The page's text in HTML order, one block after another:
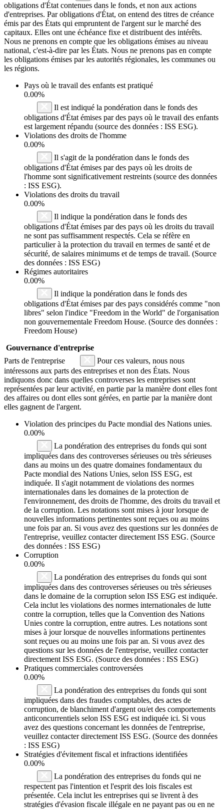
obligations d'État contenues dans le fonds, et non aux actions
d'entreprises. Par obligations d'État, on entend des titres de créance
émis par des États qui empruntent de l'argent sur le marché des
capitaux. Elles ont une échéance fixe et distribuent des intérêts.
Nous ne prenons en compte que les obligations émises au niveau
national, c'est-à-dire par les États. Nous ne prenons pas en compte
les obligations émises par les autorités régionales, les communes ou
les régions.
Pays où le travail des enfants est pratiqué
0.00%
Il est indiqué la pondération dans le fonds des
obligations d'État émises par des pays où le travail des enfants
est largement répandu (source des données : ISS ESG).
Violations des droits de l'homme
0.00%
Il s'agit de la pondération dans le fonds des
obligations d'État émises par des pays où les droits de
l'homme sont significativement restreints (source des données
: ISS ESG).
Violations des droits du travail
0.00%
Il indique la pondération dans le fonds des
obligations d'État émises par des pays où les droits du travail
ne sont pas suffisamment respectés. Cela se réfère en
particulier à la protection du travail en termes de santé et de
sécurité, de salaires minimums et de temps de travail. (Source
des données : ISS ESG)
Régimes autoritaires
0.00%
Il indique la pondération dans le fonds des
obligations d'État émises par des pays considérés comme "non
libres" selon l'indice "Freedom in the World" de l'organisation
non gouvernementale Freedom House. (Source des données :
Freedom House)
Gouvernance d'entreprise
Parts de l'entreprise
Pour ces valeurs, nous nous
intéressons aux parts des entreprises et non des États. Nous
indiquons donc dans quelles controverses les entreprises sont
représentées par leur activité, en partie par la manière dont elles font
des affaires ou dont elles sont gérées, en partie par la manière dont
elles gagnent de l'argent.
Violation des principes du Pacte mondial des Nations unies.
0.00%
La pondération des entreprises du fonds qui sont
impliquées dans des controverses sérieuses ou très sérieuses
dans au moins un des quatre domaines fondamentaux du
Pacte mondial des Nations Unies, selon ISS ESG, est
indiquée. Il s'agit notamment de violations des normes
internationales dans les domaines de la protection de
l'environnement, des droits de l'homme, des droits du travail et
de la corruption. Les notations sont mises à jour lorsque de
nouvelles informations pertinentes sont reçues ou au moins
une fois par an. Si vous avez des questions sur les données de
l'entreprise, veuillez contacter directement ISS ESG. (Source
des données : ISS ESG)
Corruption
0.00%
La pondération des entreprises du fonds qui sont
impliquées dans des controverses sérieuses ou très sérieuses
dans le domaine de la corruption selon ISS ESG est indiquée.
Cela inclut les violations des normes internationales de lutte
contre la corruption, telles que la Convention des Nations
Unies contre la corruption, entre autres. Les notations sont
mises à jour lorsque de nouvelles informations pertinentes
sont reçues ou au moins une fois par an. Si vous avez des
questions sur les données de l'entreprise, veuillez contacter
directement ISS ESG. (Source des données : ISS ESG)
Pratiques commerciales controversées
0.00%
La pondération des entreprises du fonds qui sont
impliquées dans des fraudes comptables, des actes de
corruption, de blanchiment d'argent ou/et des comportements
anticoncurrentiels selon ISS ESG est indiquée ici. Si vous
avez des questions concernant les données de l'entreprise,
veuillez contacter directement ISS ESG. (Source des données
: ISS ESG)
Stratégies d'évitement fiscal et infractions identifiées
0.00%
La pondération des entreprises du fonds qui ne
respectent pas l'intention et l'esprit des lois fiscales est
présentée. Cela inclut les entreprises qui se livrent à des
stratégies d'évasion fiscale illégale en ne payant pas ou en ne